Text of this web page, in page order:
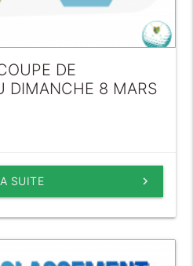
DE
DIMANCHE 8 MARS
keyboard_arrow_right
SUITE